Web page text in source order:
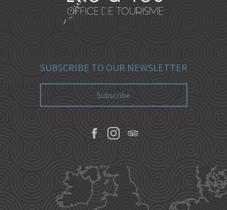
SUBSCRIBE TO OUR NEWSLETTER
Subscribe